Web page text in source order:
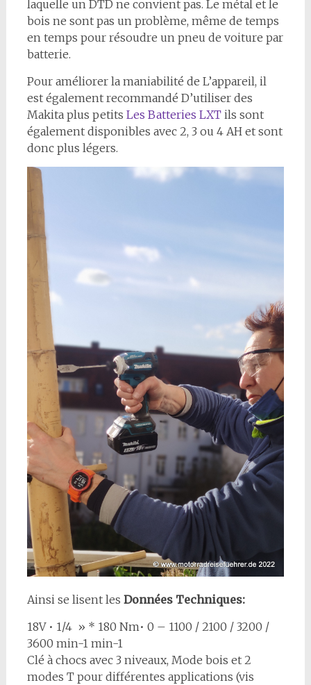
laquelle un DTD ne convient pas. Le métal et le
bois ne sont pas un problème, même de temps
en temps pour résoudre un pneu de voiture par
batterie.
Pour améliorer la maniabilité de L’appareil, il
est également recommandé D’utiliser des
Makita plus petits Les Batteries LXTils sont
également disponibles avec 2, 3 ou 4 AH et sont
donc plus légers.
Ainsi se lisent les Données Techniques:
18V • 1/4 » * 180 Nm• 0 – 1100 / 2100 / 3200 /
3600 min-1 min-1
Clé à chocs avec 3 niveaux, Mode bois et 2
modes T pour différentes applications (vis